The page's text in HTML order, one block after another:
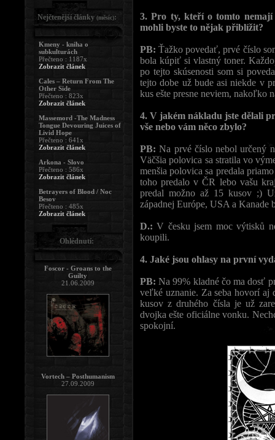
3. Pro ty, kteří o tomto
mohli byste to nějak přiblížit?
PB: Ťažko povedať, prvé číslo
bola kúpiť si vlastný toner.
po tejto skúsenosti som si
tejto dobe už bude asi niekde v
kus ešte presne neviem, nakoľko
4. V jakém nákladu jste dělali
vše nebo vám něco zbylo?
PB: Na prvé číslo nebol určený
Väčšia polovica sa stratila vo
menšia polovica sa predala
toho predalo v ČR lebo vašu
predal možno až 15 kusov ;)
západnej Európe, USA a Kanade
D.:V česku jsem moc výtisků
koupili.
4. Jaké jsou ohlasy na první
PB: Na 99% kladné čo ma dosť
veľké uznanie. Za seba hovorí aj
kusov z druhého čísla je už
dvojka ešte oficiálne vonku.
spokojní.
Nejčtenější články (měsíc):
Kmeny - kniha o
subkulturách
Přečteno : 1187x
Zobrazit článek
Cales – Return From The
Other Side
Přečteno : 823x
Zobrazit článek
Massemord -The Madness
Tongue Devouring Juices of
Livid Hope
Přečteno : 641x
Zobrazit článek
Arkona - Slovo
Přečteno : 586x
Zobrazit článek
Betrayers of Blood / Noc
Besov
Přečteno : 485x
Zobrazit článek
Ohlédnutí:
Foscor - Groans to the
Guilty
21.06.2009
Vortech – Posthumanism
27.09.2009